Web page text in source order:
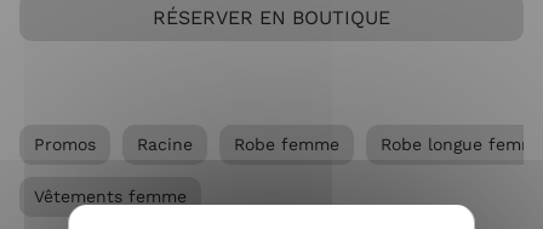
RÉSERVER EN BOUTIQUE
Promos Racine Robe femme Robe longue
Vêtements femme